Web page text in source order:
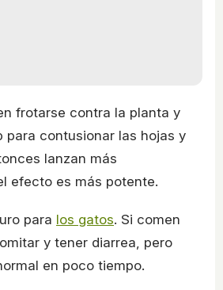
frotarse contra la planta y
para contusionar las hojas y
lanzan más
efecto es más potente.
para los gatos. Si comen
y tener diarrea, pero
en poco tiempo.